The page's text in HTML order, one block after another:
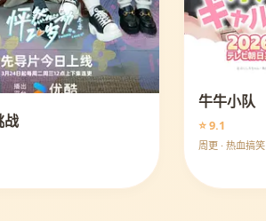
战
牛牛小队
⭐ 9.1
周更 · 热血搞笑